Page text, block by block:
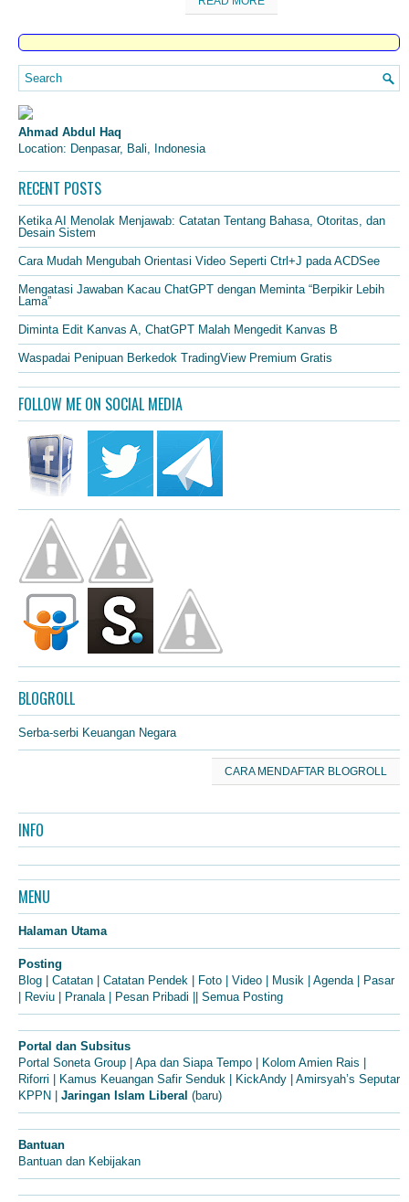
Ahmad Abdul Haq
Location: Denpasar, Bali, Indonesia
RECENT POSTS
Ketika AI Menolak Menjawab: Catatan Tentang Bahasa, Otoritas, dan
Desain Sistem
Cara Mudah Mengubah Orientasi Video Seperti Ctrl+J pada ACDSee
Mengatasi Jawaban Kacau ChatGPT dengan Meminta “Berpikir Lebih
Lama”
Diminta Edit Kanvas A, ChatGPT Malah Mengedit Kanvas B
Waspadai Penipuan Berkedok TradingView Premium Gratis
FOLLOW ME ON SOCIAL MEDIA
BLOGROLL
Serba-serbi Keuangan Negara
CARA MENDAFTAR BLOGROLL
INFO
MENU
Halaman Utama
Posting
Blog | Catatan | Catatan Pendek | Foto | Video | Musik | Agenda | Pasar
| Reviu | Pranala | Pesan Pribadi || Semua Posting
Portal dan Subsitus
Portal Soneta Group | Apa dan Siapa Tempo | Kolom Amien Rais |
Riforri | Kamus Keuangan Safir Senduk | KickAndy | Amirsyah’s Seputar
KPPN | Jaringan Islam Liberal (baru)
Bantuan
Bantuan dan Kebijakan